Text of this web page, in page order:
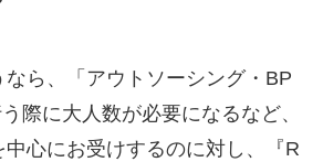
なら、「アウトソーシング・BP
際に大人数が必要になるなど、
心にお受けするのに対し、『R